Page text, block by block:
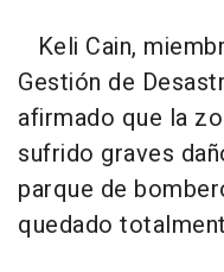
Keli Cain,
Gestión de
afirmado que la
sufrido graves
parque de
quedado